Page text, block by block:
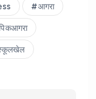
आगरा